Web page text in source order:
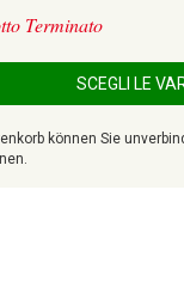
Terminato
SCEGLI LE
können Sie